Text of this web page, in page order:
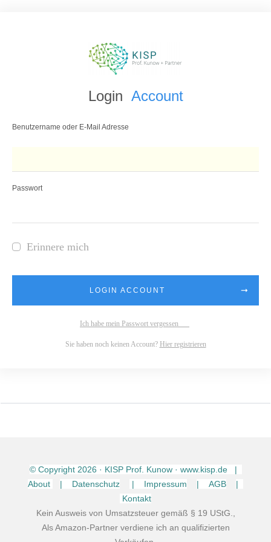
Login Account
Benutzername oder E-Mail Adresse
Passwort
Erinnere mich
LOGIN ACCOUNT
Ich habe mein Passwort vergessen
Sie haben noch keinen Account? Hier registrieren
© Copyright 2026 · KISP Prof. Kunow · www.kisp.de |
About
| Datenschutz | Impressum | AGB
|
Kontakt
Kein Ausweis von Umsatzsteuer gemäß § 19 UStG.,
Als Amazon-Partner verdiene ich an qualifizierten